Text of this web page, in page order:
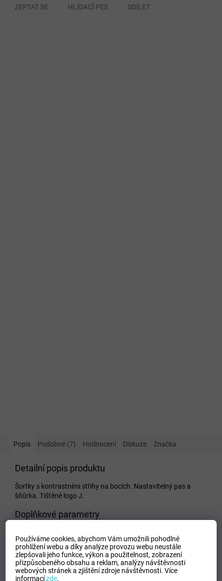
Používáme cookies, abychom Vám umožnili pohodlné
prohlížení webu a díky analýze provozu webu neustále
zlepšovali jeho funkce, výkon a použitelnost,zobrazení
přizpůsobeného obsahu a reklam, analýzy návštěvnosti
webových stránek a zjištění zdroje návštěvnosti.Více
informacízde.
ZEPTAT SE HLÍDACÍ PES SDÍLET
Popis Podobné (7) Hodnocení Diskuze Značka
Detailní popis produktu
Šortky s kontrastními střihy na bocích. Nastavitelný pas a
šňůrka. Tištěné logo J.
Doplňkové parametry
EAN:
Zvolte variantu
Tipo Mdelo:
T
Composicion:
100% Polyester